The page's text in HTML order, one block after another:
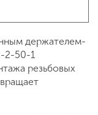
держателем-
2-50-1
резьбовых